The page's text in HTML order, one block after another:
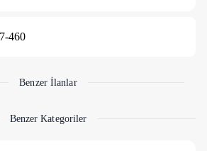
ve ücretsiz internet erişimi diğer
50 km, Antalya Havalimanı'na
ücret ile konaklama sağlanabilir.
460
Benzer İlanlar
Benzer Kategoriler